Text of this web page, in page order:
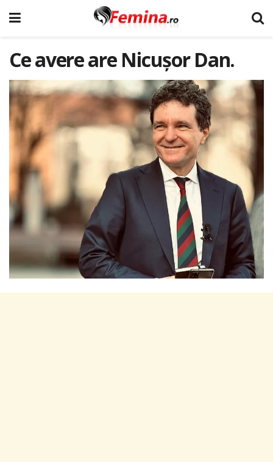
Ce avere are Nicușor Dan.